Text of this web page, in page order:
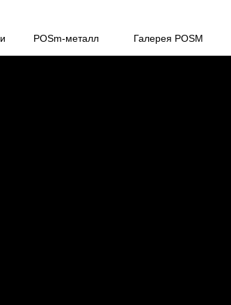
POSm-металл Галерея POSM